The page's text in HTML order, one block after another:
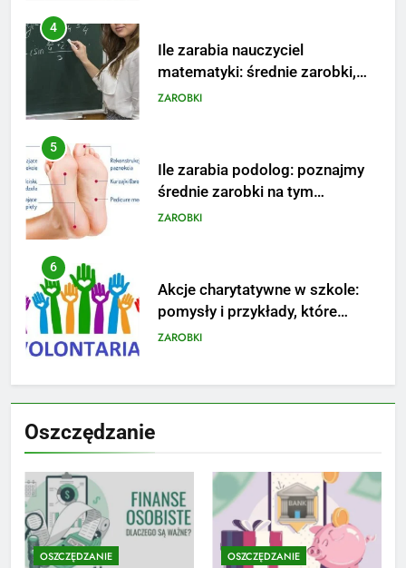
4
Ile zarabia nauczyciel
matematyki: średnie zarobki,
dodatki i perspektywy
ZAROBKI
5
Ile zarabia podolog: poznajmy
średnie zarobki na tym
stanowisku
ZAROBKI
6
Akcje charytatywne w szkole:
pomysły i przykłady, które
zainspirują
ZAROBKI
7
budżet
8
Netflix tagger — czym jest,
opinie i zarobki
Oszczędzanie
OSZCZĘDZANIE OSZCZĘDZANIE